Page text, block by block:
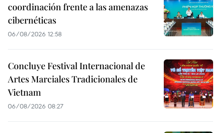
coordinación frente a las amenazas
cibernéticas
06/08/2026 12:58
Concluye Festival Internacional de
Artes Marciales Tradicionales de
Vietnam
06/08/2026 08:27